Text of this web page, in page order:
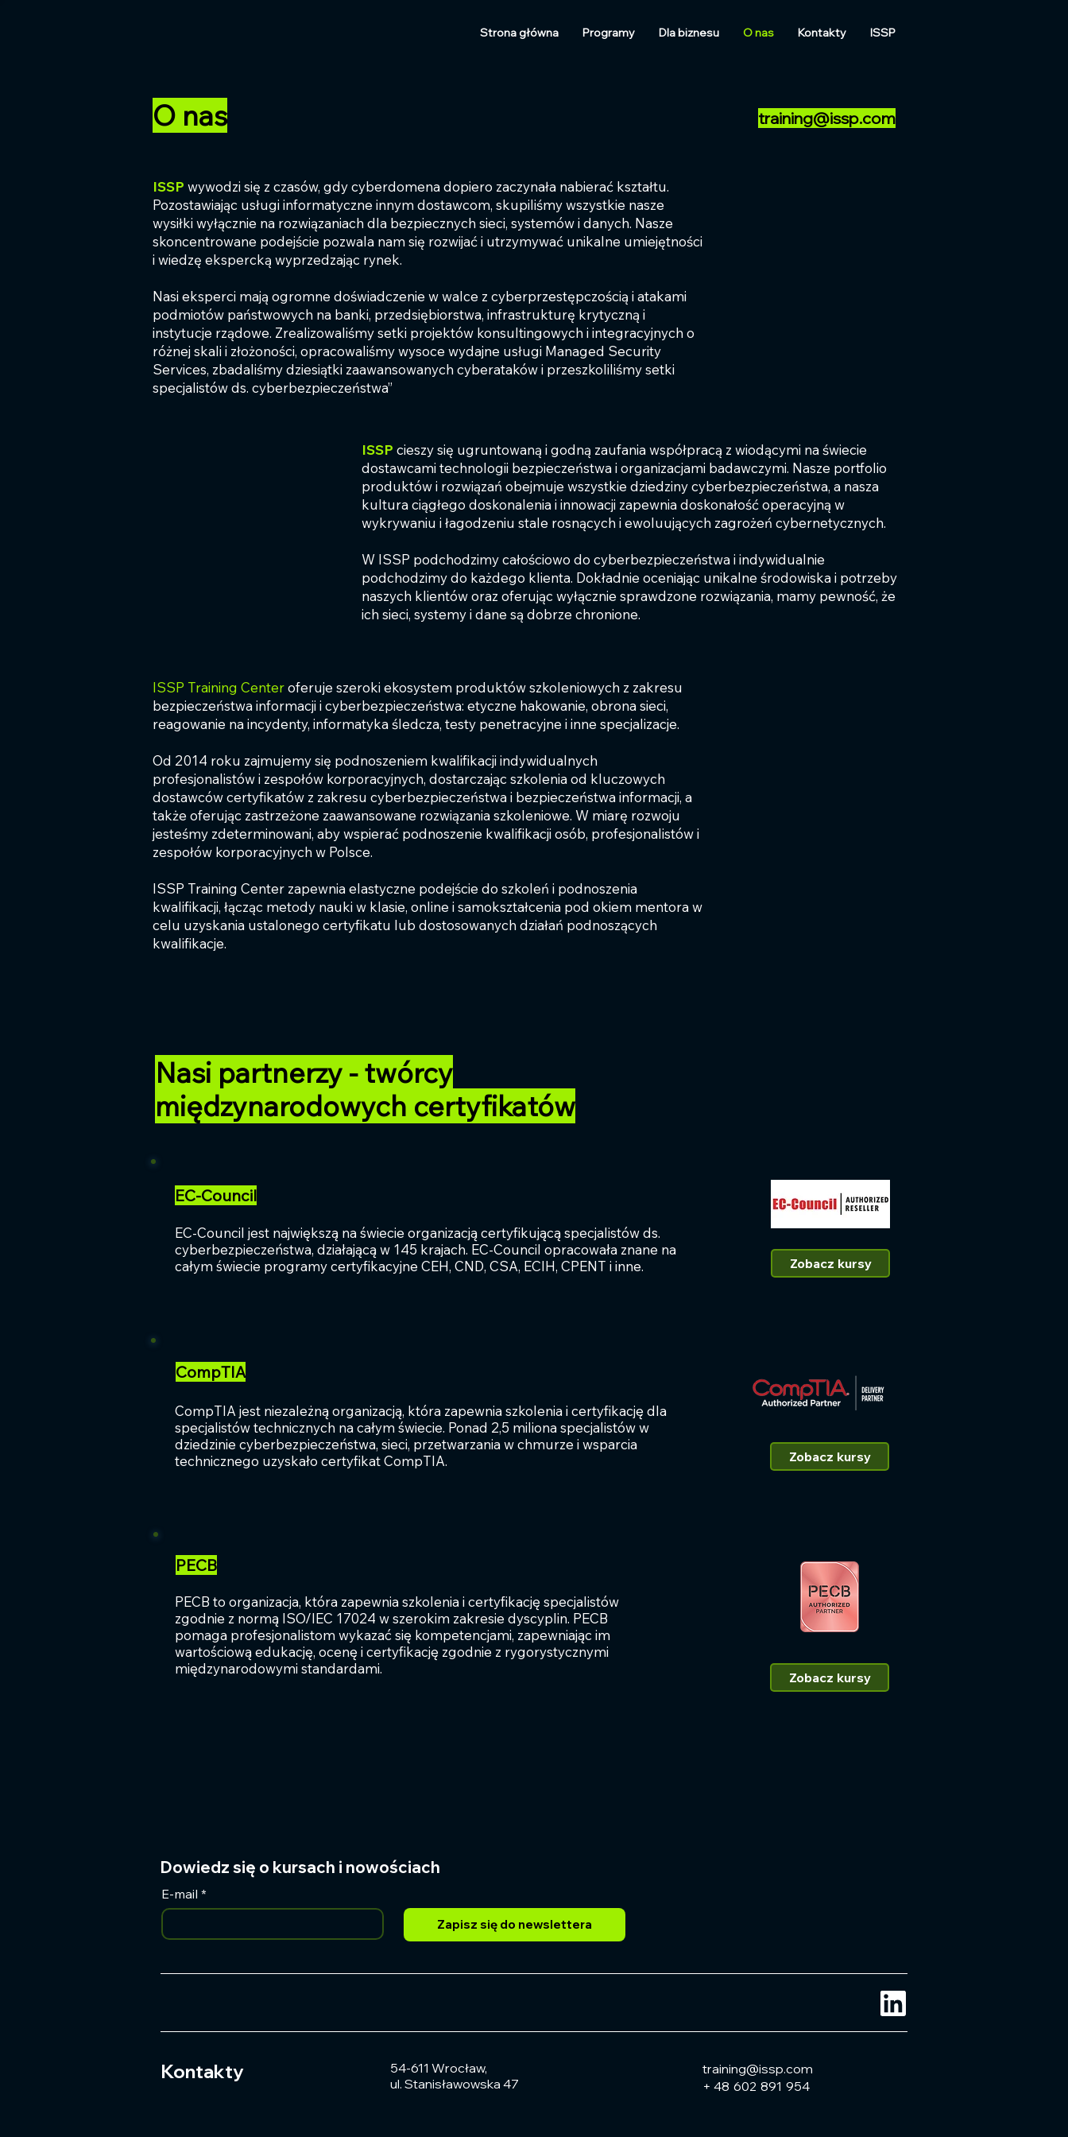
Strona główna Programy Dla biznesu O nas Kontakty ISSP
O nas training@issp.com
ISSP wywodzi się z czasów, gdy cyberdomena dopiero zaczynała nabierać kształtu.
Pozostawiając usługi informatyczne innym dostawcom, skupiliśmy wszystkie nasze
wysiłki wyłącznie na rozwiązaniach dla bezpiecznych sieci, systemów i danych. Nasze
skoncentrowane podejście pozwala nam się rozwijać i utrzymywać unikalne umiejętności
i wiedzę ekspercką wyprzedzając rynek.
Nasi eksperci mają ogromne doświadczenie w walce z cyberprzestępczością i atakami
podmiotów państwowych na banki, przedsiębiorstwa, infrastrukturę krytyczną i
instytucje rządowe. Zrealizowaliśmy setki projektów konsultingowych i integracyjnych o
różnej skali i złożoności, opracowaliśmy wysoce wydajne usługi Managed Security
Services, zbadaliśmy dziesiątki zaawansowanych cyberataków i przeszkoliliśmy setki
specjalistów ds. cyberbezpieczeństwa”
ISSP cieszy się ugruntowaną i godną zaufania współpracą z wiodącymi na świecie
dostawcami technologii bezpieczeństwa i organizacjami badawczymi. Nasze portfolio
produktów i rozwiązań obejmuje wszystkie dziedziny cyberbezpieczeństwa, a nasza
kultura ciągłego doskonalenia i innowacji zapewnia doskonałość operacyjną w
wykrywaniu i łagodzeniu stale rosnących i ewoluujących zagrożeń cybernetycznych.
W ISSP podchodzimy całościowo do cyberbezpieczeństwa i indywidualnie
podchodzimy do każdego klienta. Dokładnie oceniając unikalne środowiska i potrzeby
naszych klientów oraz oferując wyłącznie sprawdzone rozwiązania, mamy pewność, że
ich sieci, systemy i dane są dobrze chronione.
ISSP Training Centeroferuje szeroki ekosystem produktów szkoleniowych z zakresu
bezpieczeństwa informacji i cyberbezpieczeństwa: etyczne hakowanie, obrona sieci,
reagowanie na incydenty, informatyka śledcza, testy penetracyjne i inne specjalizacje.
Od 2014 roku zajmujemy się podnoszeniem kwalifikacji indywidualnych
profesjonalistów i zespołów korporacyjnych, dostarczając szkolenia od kluczowych
dostawców certyfikatów z zakresu cyberbezpieczeństwa i bezpieczeństwa informacji, a
także oferując zastrzeżone zaawansowane rozwiązania szkoleniowe. W miarę rozwoju
jesteśmy zdeterminowani, aby wspierać podnoszenie kwalifikacji osób, profesjonalistów i
zespołów korporacyjnych w Polsce.
ISSP Training Center zapewnia elastyczne podejście do szkoleń i podnoszenia
kwalifikacji, łącząc metody nauki w klasie, online i samokształcenia pod okiem mentora w
celu uzyskania ustalonego certyfikatu lub dostosowanych działań podnoszących
kwalifikacje.
Nasi partnerzy - twórcy
międzynarodowych certyfikatów
EC-Council
EC-Council jest największą na świecie organizacją certyfikującą specjalistów ds.
cyberbezpieczeństwa, działającą w 145 krajach. EC-Council opracowała znane na
całym świecie programy certyfikacyjne CEH, CND, CSA, ECIH, CPENT i inne.
Zobacz kursy
CompTIA
CompTIA jest niezależną organizacją, która zapewnia szkolenia i certyfikację dla
specjalistów technicznych na całym świecie. Ponad 2,5 miliona specjalistów w
dziedzinie cyberbezpieczeństwa, sieci, przetwarzania w chmurze i wsparcia
technicznego uzyskało certyfikat CompTIA.
Zobacz kursy
PECB
PECB to organizacja, która zapewnia szkolenia i certyfikację specjalistów
zgodnie z normą ISO/IEC 17024 w szerokim zakresie dyscyplin. PECB
pomaga profesjonalistom wykazać się kompetencjami, zapewniając im
wartościową edukację, ocenę i certyfikację zgodnie z rygorystycznymi
międzynarodowymi standardami.
Zobacz kursy
Dowiedz się o kursach i nowościach
E-mail *
Zapisz się do newslettera
Kontakty
54-611 Wrocław,
ul. Stanisławowska 47
training@issp.com
+ 48 602 891 954